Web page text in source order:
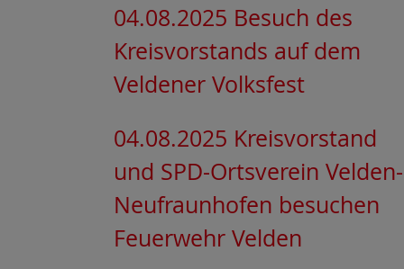
04.08.2025 Besuch des
Kreisvorstands auf dem
Veldener Volksfest
04.08.2025 Kreisvorstand
und SPD-Ortsverein Velden-
Neufraunhofen besuchen
Feuerwehr Velden